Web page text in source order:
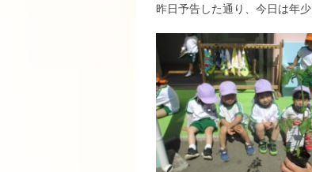
昨日予告した通り、今日は年